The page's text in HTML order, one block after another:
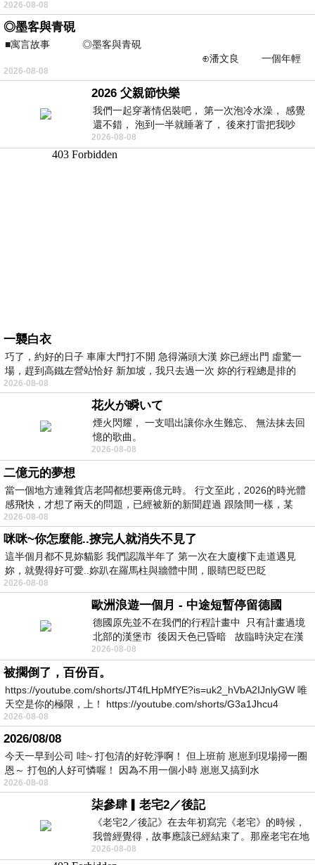
2026-08-08
◎墨客與青硯
■寓言故事 ◎墨客與青硯
⊕潘文良 一個年輕
的墨客，在京城的古玩肆裡
2026-08-08
2026 父親節快樂
我們一起穿著情侶裝吧， 第一次泡冷水澡， 感覺
還不錯， 泡到一半就睡著了， 後來打雷把我吵
醒， 手
2026-08-08
一襲白衣
巧了，約好的日子 車庫大門打不開 急得滿頭大漢 妳已經出門 虛驚一
場，趕到高鐵左營站恰好 新加坡，我只去過一次 妳的行程總是排的
2026-08-08
花火が瞬いて
煙火閃耀， 一支唱出讓你永生難忘、 無法抹去回
憶的歌曲。
2026-08-08
二億元的夢想
當一個地方連雜貨店老闆都想要兩億元時。 行文至此，2026的時光體
感飛快，才想了兩天的問題，已經被新的新聞趕過 跟陰間一樣，某
2026-08-08
咪咪~你怎麼能..撩完人就消失不見了
這半個月都不見妳貓影 我們認識半年了 第一次在大廈樓下走道遇見
妳，就覺得好可愛..妳趴在羅馬柱與牆體中間，眼睛巴眨巴眨
2026-08-08
歐洲浪遊一個月 - 中途短暫停留德國
德國原先並不在我們的行程計畫中 只有計畫過境
北部的漢堡市 後因天色已昏暗 故臨時決定在漢
堡市吃晚餐和過夜
2026-08-08
被擱倒了，百份百。
https://youtube.com/shorts/JT4fLHpMfYE?is=uk2_hVbA2IJnlyGW 唯
天空是你的極限，上！ https://youtube.com/shorts/G3a1Jhcu4
2026-08-08
2026/08/08
今天一早到公司 哇~ 打包清的好乾淨啊！ 但上班前 崽崽到現場掃一圈
恩～ 打包的人好可憐喔！ 因為不用一個小時 崽崽又搞到水
2026-08-08
柒參肆▎老宅2／後記
《老宅2／後記》在去年初寫完《老宅》的時候，
我曾經覺得，故事應該已經結束了。那座老宅在地
震中倒塌，七個人終於離開那片黑暗，
2026-08-08